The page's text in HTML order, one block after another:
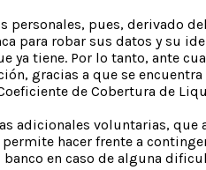
pues, derivado
para robar sus datos y su
tiene. Por lo tanto, ante
gracias a que se
de Cobertura de
adicionales voluntarias,
hacer frente a
en caso de alguna